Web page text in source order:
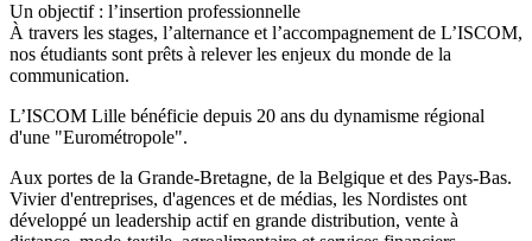
Un objectif : l’insertion professionnelle
À travers les stages, l’alternance et l’accompagnement de L’ISCOM,
nos étudiants sont prêts à relever les enjeux du monde de la
communication.
L’ISCOM Lille bénéficie depuis 20 ans du dynamisme régional
d'une "Eurométropole".
Aux portes de la Grande-Bretagne, de la Belgique et des Pays-Bas.
Vivier d'entreprises, d'agences et de médias, les Nordistes ont
développé un leadership actif en grande distribution, vente à